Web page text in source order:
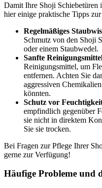
Damit Ihre Shoji Schiebetüren
hier einige praktische Tipps
Regelmäßiges
Schmutz von den Shoji
oder einem Staubwedel.
Sanfte
Reinigungsmittel, um
entfernen. Achten Sie
aggressiven
könnten.
Schutz vor
empfindlich gegenüber
sie nicht in direktem
Sie sie trocken.
Bei Fragen zur Pflege Ihrer
gerne zur Verfügung!
Häufige Probleme und